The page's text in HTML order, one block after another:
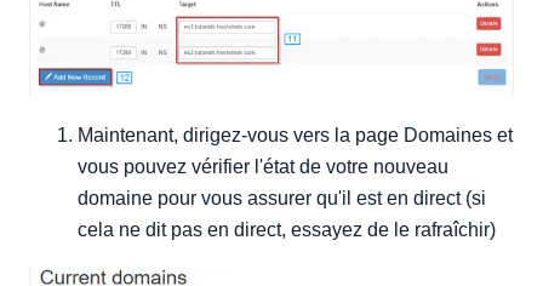
Maintenant, dirigez-vous vers la page Domaines et
vous pouvez vérifier l'état de votre nouveau
domaine pour vous assurer qu'il est en direct (si
cela ne dit pas en direct, essayez de le rafraîchir)